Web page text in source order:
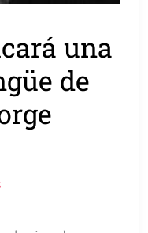
una
de